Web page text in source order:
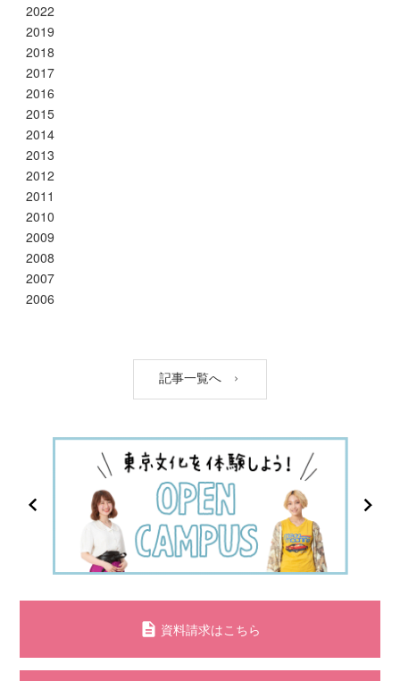
2022
2019
2018
2017
2016
2015
2014
2013
2012
2011
2010
2009
2008
2007
2006
記事一覧へ
資料請求はこちら